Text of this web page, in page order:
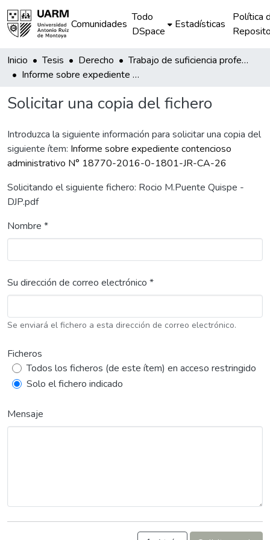
Comunidades
Todo
DSpace
Estadísticas
Política
Inicio Tesis Derecho
Trabajo de suficiencia profesional
Informe sobre expediente contencioso administrativo N° 18770-2016-0-1801-JR-CA-26
Solicitar una copia del fichero
Introduzca la siguiente información para solicitar una copia del
siguiente ítem: Informe sobre expediente contencioso
administrativo N° 18770-2016-0-1801-JR-CA-26
Solicitando el siguiente fichero: Rocio M.Puente Quispe -
DJP.pdf
Nombre *
Su dirección de correo electrónico *
Se enviará el fichero a esta dirección de correo electrónico.
Ficheros
Todos los ficheros (de este ítem) en acceso restringido
Solo el fichero indicado
Mensaje